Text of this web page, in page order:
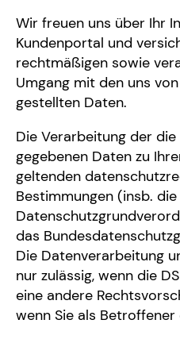
Wir freuen uns über Ihr
Kundenportal und
rechtmäßigen sowie
Umgang mit den uns
gestellten Daten.
Die Verarbeitung der
gegebenen Daten zu
geltenden
Bestimmungen (insb. die
das
Die Datenverarbeitung
nur zulässig, wenn die
eine andere
wenn Sie als